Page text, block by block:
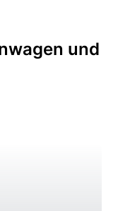
und